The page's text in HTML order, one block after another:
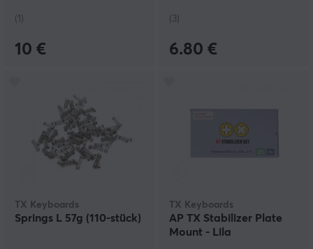
(1)
10 €
(3)
6.80 €
TX Keyboards
Springs L 57g (110-stück)
TX Keyboards
AP TX Stabilizer Plate
Mount - Lila